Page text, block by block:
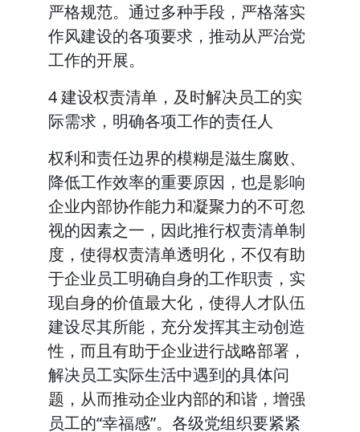
严格规范。通过多种手段，严格落实
作风建设的各项要求，推动从严治党
工作的开展。
4 建设权责清单，及时解决员工的实
际需求，明确各项工作的责任人
权利和责任边界的模糊是滋生腐败、
降低工作效率的重要原因，也是影响
企业内部协作能力和凝聚力的不可忽
视的因素之一，因此推行权责清单制
度，使得权责清单透明化，不仅有助
于企业员工明确自身的工作职责，实
现自身的价值最大化，使得人才队伍
建设尽其所能，充分发挥其主动创造
性，而且有助于企业进行战略部署，
解决员工实际生活中遇到的具体问
题，从而推动企业内部的和谐，增强
员工的“幸福感”。各级党组织要紧紧